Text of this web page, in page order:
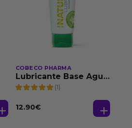
COBECO PHARMA
Lubricante Base Agua
100% Natural 125 ml
(1)
12.90€